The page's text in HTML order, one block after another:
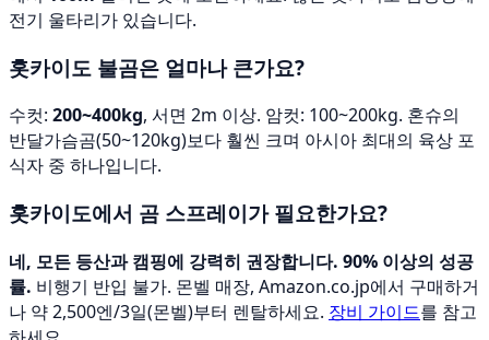
전기 울타리가 있습니다.
홋카이도 불곰은 얼마나 큰가요?
수컷: 200~400kg, 서면 2m 이상. 암컷: 100~200kg. 혼슈의
반달가슴곰(50~120kg)보다 훨씬 크며 아시아 최대의 육상 포
식자 중 하나입니다.
홋카이도에서 곰 스프레이가 필요한가요?
네, 모든 등산과 캠핑에 강력히 권장합니다. 90% 이상의 성공
률. 비행기 반입 불가. 몬벨 매장, Amazon.co.jp에서 구매하거
나 약 2,500엔/3일(몬벨)부터 렌탈하세요. 장비 가이드를 참고